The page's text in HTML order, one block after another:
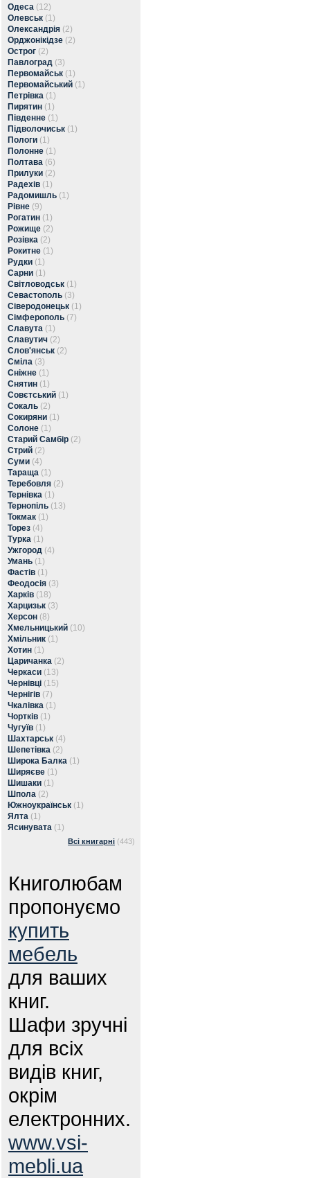
Одеса (12)
Олевськ (1)
Олександрія (2)
Орджонікідзе (2)
Острог (2)
Павлоград (3)
Первомайськ (1)
Первомайський (1)
Петрівка (1)
Пирятин (1)
Південне (1)
Підволочиськ (1)
Пологи (1)
Полонне (1)
Полтава (6)
Прилуки (2)
Радехів (1)
Радомишль (1)
Рівне (9)
Рогатин (1)
Рожище (2)
Розівка (2)
Рокитне (1)
Рудки (1)
Сарни (1)
Світловодськ (1)
Севастополь (3)
Сіверодонецьк (1)
Сімферополь (7)
Славута (1)
Славутич (2)
Слов'янськ (2)
Сміла (3)
Сніжне (1)
Снятин (1)
Совєтський (1)
Сокаль (2)
Сокиряни (1)
Солоне (1)
Старий Самбір (2)
Стрий (2)
Суми (4)
Тараща (1)
Теребовля (2)
Тернівка (1)
Тернопіль (13)
Токмак (1)
Торез (4)
Турка (1)
Ужгород (4)
Умань (1)
Фастів (1)
Феодосія (3)
Харків (18)
Харцизьк (3)
Херсон (8)
Хмельницький (10)
Хмільник (1)
Хотин (1)
Царичанка (2)
Черкаси (13)
Чернівці (15)
Чернігів (7)
Чкалівка (1)
Чортків (1)
Чугуїв (1)
Шахтарськ (4)
Шепетівка (2)
Широка Балка (1)
Ширяєве (1)
Шишаки (1)
Шпола (2)
Южноукраїнськ (1)
Ялта (1)
Ясинувата (1)
Всі книгарні (443)
Книголюбам
пропонуємо
купить
мебель
для ваших
книг.
Шафи зручні
для всіх
видів книг,
окрім
електронних.
www.vsi-
mebli.ua